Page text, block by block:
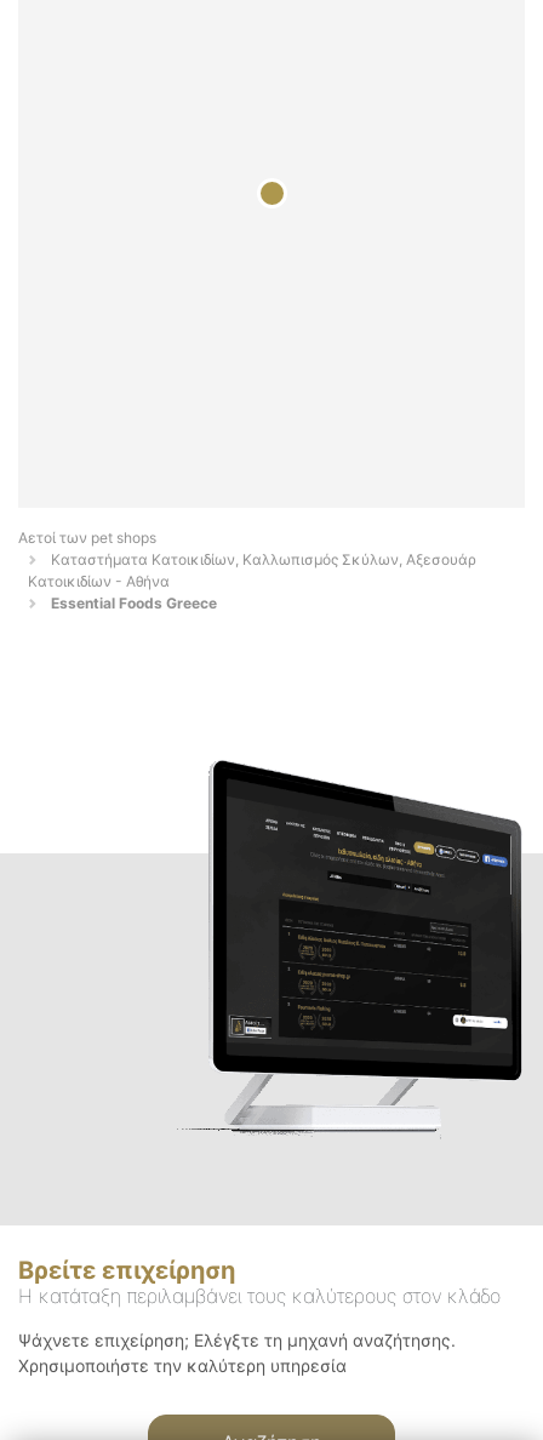
Αετοί των pet shops
Καταστήματα Κατοικιδίων, Καλλωπισμός Σκύλων, Αξεσουάρ
Κατοικιδίων - Αθήνα
Essential Foods Greece
Βρείτε επιχείρηση
Η κατάταξη περιλαμβάνει τους καλύτερους στον κλάδο
Ψάχνετε επιχείρηση; Ελέγξτε τη μηχανή αναζήτησης.
Χρησιμοποιήστε την καλύτερη υπηρεσία